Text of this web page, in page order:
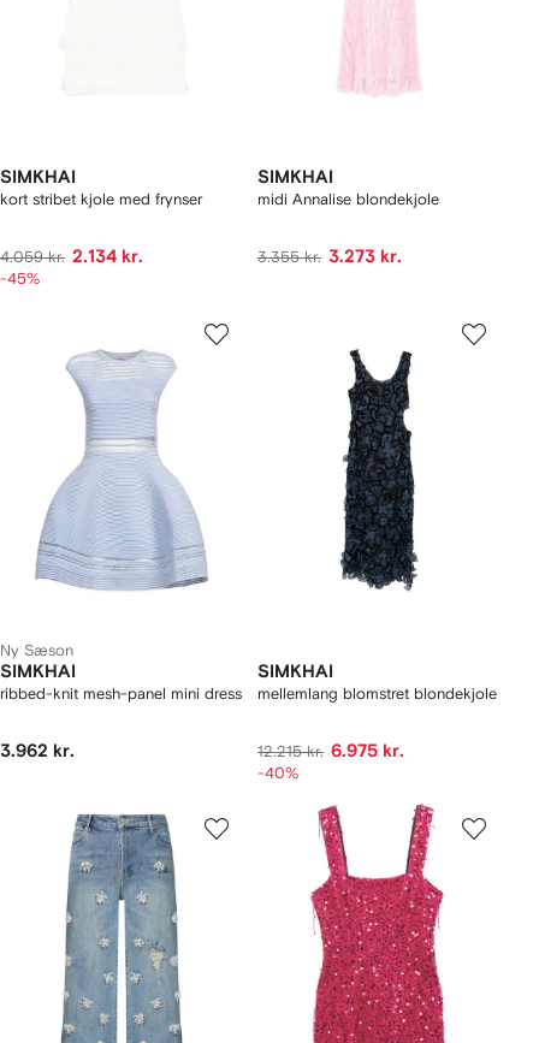
SIMKHAI
kort stribet kjole med frynser
4.059 kr. 2.134 kr.
-45%
SIMKHAI
midi Annalise blondekjole
3.355 kr. 3.273 kr.
Ny Sæson
SIMKHAI
ribbed-knit mesh-panel mini dress
3.962 kr.
SIMKHAI
mellemlang blomstret blondekjole
12.215 kr. 6.975 kr.
-40%